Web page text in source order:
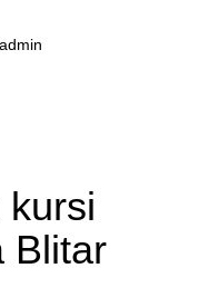
admin
Blitar